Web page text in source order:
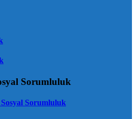
Sorumluluk
Sorumluluk